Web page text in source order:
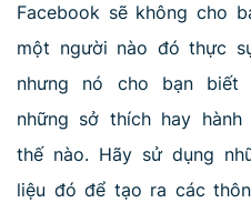
Facebook sẽ không cho
một người nào đó thực
nhưng nó cho bạn biết
những sở thích hay
thế nào. Hãy sử dụng
liệu đó để tạo ra các